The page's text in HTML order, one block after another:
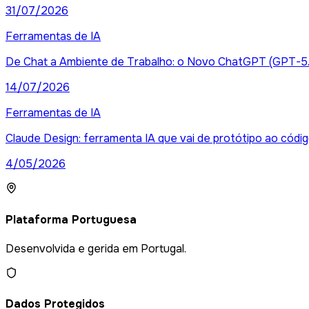
31/07/2026
Ferramentas de IA
De Chat a Ambiente de Trabalho: o Novo ChatGPT (GPT-
14/07/2026
Ferramentas de IA
Claude Design: ferramenta IA que vai de protótipo ao
4/05/2026
Plataforma Portuguesa
Desenvolvida e gerida em Portugal.
Dados Protegidos